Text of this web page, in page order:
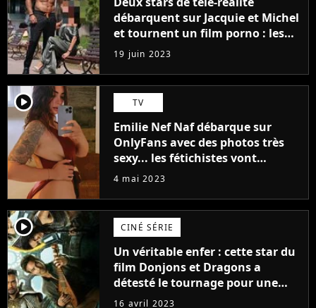
débarquent sur Jacquie et Michel
et tournent un film porno : les
premières images du tournage
(exclu)
19 juin 2023
player2 TV
Emilie Nef Naf débarque sur
OnlyFans avec des photos très
sexy... les fétichistes vont
prendre leur pied !
4 mai 2023
player2 CINÉ SÉRIE
Un véritable enfer : cette star du
film Donjons et Dragons a
détesté le tournage pour une
raison très spéciale
16 avril 2023